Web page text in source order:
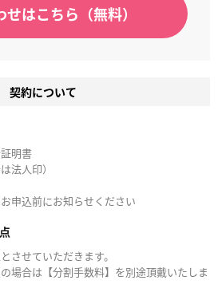
せはこちら（無料）
契約について
明書
法人印）
申込前にお知らせください
させていただきます。
場合は【分割手数料】を別途頂戴いたしま